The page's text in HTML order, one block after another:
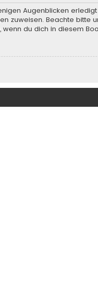
Augenblicken
zuweisen. Beachte bitte
du dich in diesem